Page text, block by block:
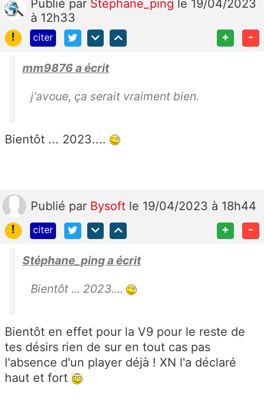
Publié par Stéphane_ping le 19/04/2023
à 12h33
!
citer + -
mm9876 a écrit
j'avoue, ça serait vraiment bien.
Bientôt ... 2023....
Publié par Bysoft le 19/04/2023 à 18h44
!
citer + -
Stéphane_ping a écrit
Bientôt ... 2023....
Bientôt en effet pour la V9 pour le reste de
tes désirs rien de sur en tout cas pas
l'absence d'un player déjà ! XN l'a déclaré
haut et fort